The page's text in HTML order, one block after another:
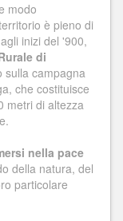
modo
è pieno di
inizi del '900,
di
sulla campagna
che costituisce
metri di altezza
nella pace
della natura, del
particolare